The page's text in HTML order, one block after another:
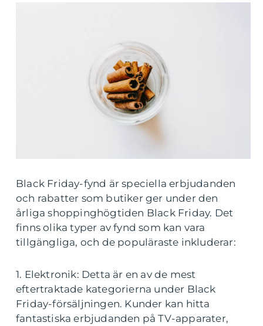
Black Friday-fynd är speciella erbjudanden
och rabatter som butiker ger under den
årliga shoppinghögtiden Black Friday. Det
finns olika typer av fynd som kan vara
tillgängliga, och de populäraste inkluderar:
1. Elektronik: Detta är en av de mest
eftertraktade kategorierna under Black
Friday-försäljningen. Kunder kan hitta
fantastiska erbjudanden på TV-apparater,